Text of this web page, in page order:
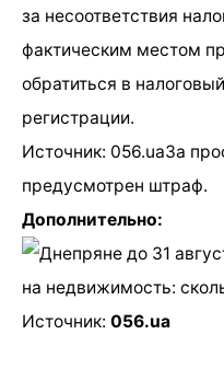
за несоответствия
фактическим местом
обратиться в
регистрации.
Источник: 056.uaЗа
предусмотрен штраф.
Дополнительно:
Источник: 056.ua